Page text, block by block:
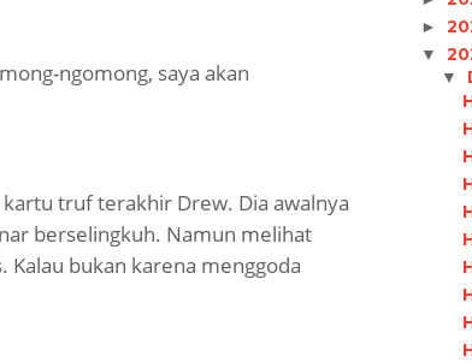
ngomong, saya akan
truf terakhir Drew. Dia awalnya
berselingkuh. Namun melihat
bukan karena menggoda
►
▼
▼